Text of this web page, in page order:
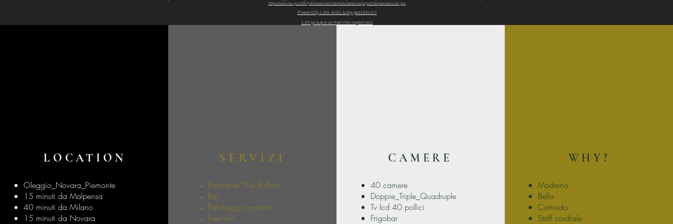
https://www.rna.gov.it/RegistroNazionaleTrasparenza/faces/pages/TrasparenzaAiuto.jspx
Powerd by Lehr and Living gestioni srl
Lith group è un marchio registrato
LOCATION
Oleggio_Novara_Piemonte
15 minuti da Malpensa
40 minuti da Milano
15 minuti da Novara
SERVIZI
Ristorante "The Buffalo"
Bar
Parcheggio gratuito
Free wifi
CAMERE
40 camere
Doppie_Triple_Quadruple
Tv lcd 40 pollici
Frigobar
WHY?
Moderno
Bello
Comodo
Staff cordiale